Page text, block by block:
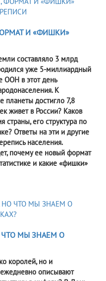
И «ФИШКИ»
составляло 3 млрд
уже 5-миллиардный
ООН в этот день
К
планеты достигло 7,8
живет в России? Каков
страны, его структура по
Ответы на эти и другие
населения.
почему ее новый формат
и какие «фишки»
ЧТО МЫ ЗНАЕМ О
королей, но и
описывают